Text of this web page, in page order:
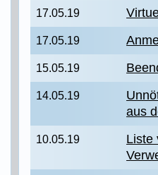
17.05.19
17.05.19
15.05.19
14.05.19
aus
10.05.19
Liste